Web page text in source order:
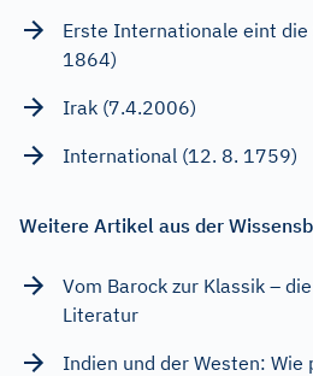
Erste Internationale eint die
1864)
Irak (7.4.2006)
International (12. 8. 1759)
Weitere Artikel aus der
Vom Barock zur Klassik –
Literatur
Indien und der Westen: Wie